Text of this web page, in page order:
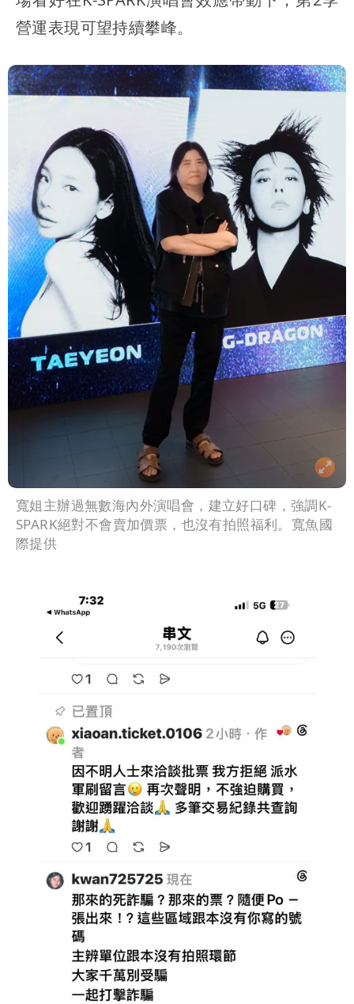
營運表現可望持續攀峰。
寬姐主辦過無數海內外演唱會，建立好口碑，強調K-
SPARK絕對不會賣加價票，也沒有拍照福利。寬魚國
際提供